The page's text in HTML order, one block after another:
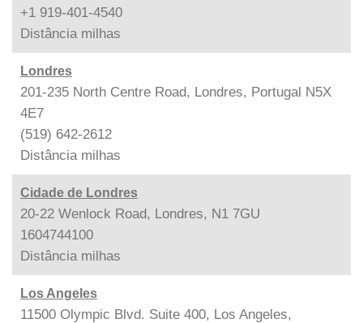
+1 919-401-4540
Distância milhas
Londres
201-235 North Centre Road, Londres, Portugal N5X
4E7
(519) 642-2612
Distância milhas
Cidade de Londres
20-22 Wenlock Road, Londres, N1 7GU
1604744100
Distância milhas
Los Angeles
11500 Olympic Blvd. Suite 400, Los Angeles,